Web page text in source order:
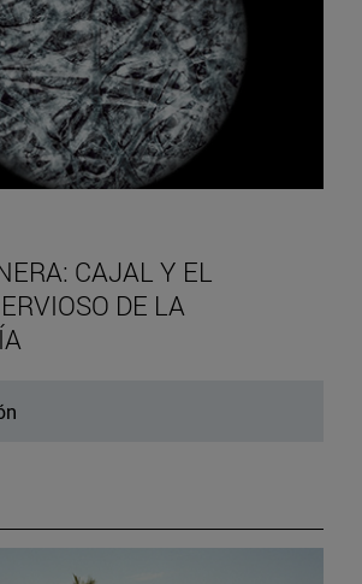
CAJAL Y EL
DE LA